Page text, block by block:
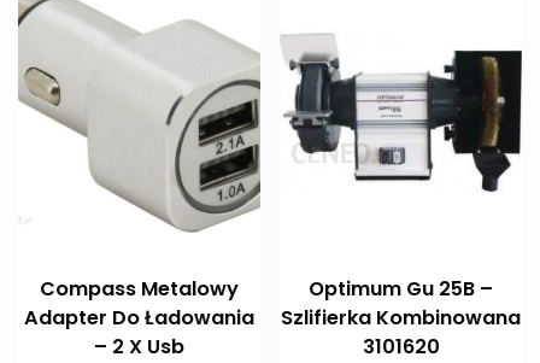
Compass Metalowy
Adapter Do Ładowania
– 2 X Usb
Optimum Gu 25B –
Szlifierka Kombinowana
3101620